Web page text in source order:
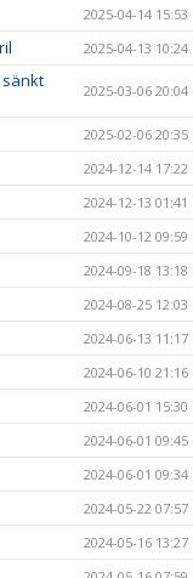
2025-04-14 15:53
2025-04-13 10:24
sänkt
2025-03-06 20:04
2025-02-06 20:35
2024-12-14 17:22
2024-12-13 01:41
2024-10-12 09:59
2024-09-18 13:18
2024-08-25 12:03
2024-06-13 11:17
2024-06-10 21:16
2024-06-01 15:30
2024-06-01 09:45
2024-06-01 09:34
2024-05-22 07:57
2024-05-16 13:27